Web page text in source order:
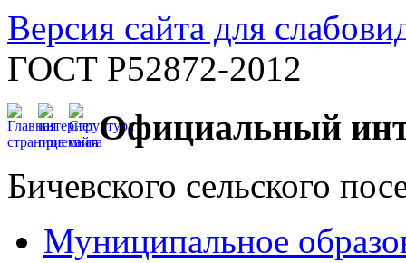
Версия сайта для
ГОСТ Р52872-2012
Официальный
Бичевского сельского
Муниципальное